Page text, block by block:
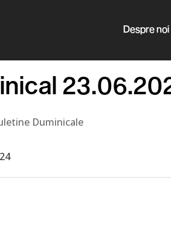
Despre noi
Duminicale